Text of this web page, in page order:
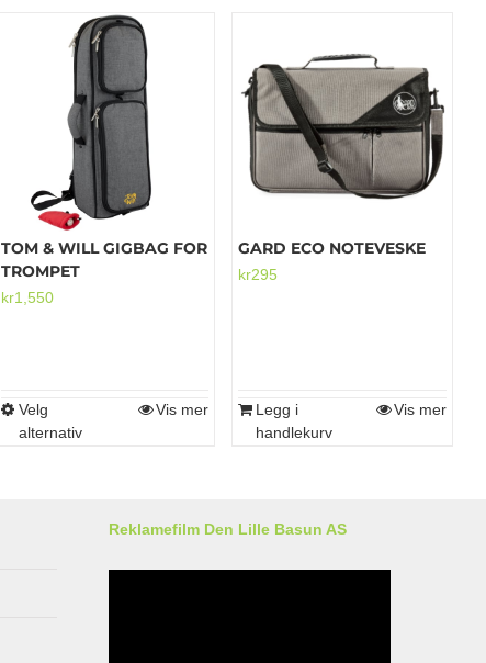
TOM & WILL GIGBAG FOR
TROMPET
kr1,550
Velg
alternativ
Dette
varianter.
Vis mer
GARD ECO NOTEVESKE
kr295
Legg i
handlekurv
Vis mer
Reklamefilm Den Lille Basun AS